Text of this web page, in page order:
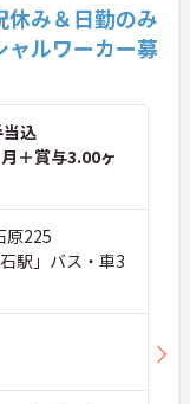
休み＆日勤のみ
ルワーカー募
込
＋賞与3.00ヶ
原225
駅」バス・車3